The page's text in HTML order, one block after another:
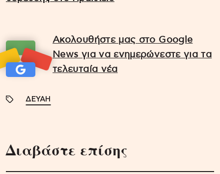
Ακολουθήστε μας στο Google
News για να ενημερώνεστε για τα
τελευταία νέα
ΔΕΥΑΗ
Διαβάστε επίσης